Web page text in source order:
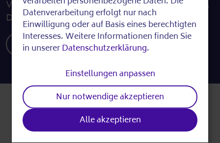
Verwendungszweck „Seniorennetz Berlin“ an.
Die Kontodaten finden Sie hier:
Spenden
Fußzeile
Über uns
Unsere Mission
of
personal
data
and
cookies
Datenverarbeitung erfolgt nur nach
Einwilligung oder auf Basis eines berechtigten
Interesses. Weitere Informationen finden Sie
in unsererDatenschutzerklärung.
Einstellungen anpassen
Nur notwendige akzeptieren
Alle akzeptieren